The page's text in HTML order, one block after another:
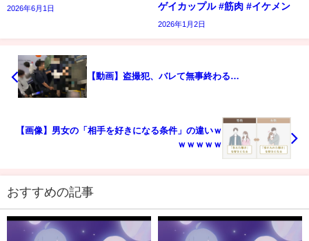
2026年6月1日
ゲイカップル #筋肉 #イケメン
2026年1月2日
【動画】盗撮犯、バレて無事終わる…
【画像】男女の「相手を好きになる条件」の違いｗ
ｗｗｗｗｗ
おすすめの記事